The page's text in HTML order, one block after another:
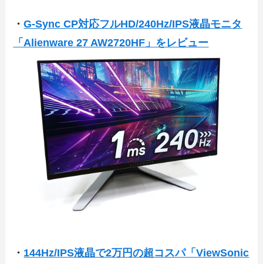
・G-Sync CP対応フルHD/240Hz/IPS液晶モニタ
「Alienware 27 AW2720HF」をレビュー
・ 144Hz/IPS液晶で2万円の超コスパ「ViewSonic